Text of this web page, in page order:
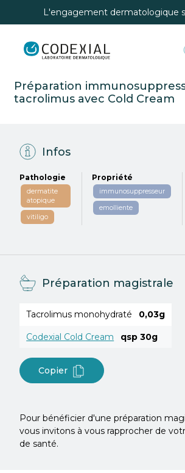
L'engagement dermatologique
Préparation
tacrolimus avec Cold Cream
Infos
Pathologie
dermatite
atopique
vitiligo
Propriété
immunosuppresseur
emolliente
Préparation magistrale
Tacrolimus monohydraté 0,03g
Codexial Cold Cream qsp 30g
Copier
Pour bénéficier d'une préparation
vous invitons à vous rapprocher de
de santé.